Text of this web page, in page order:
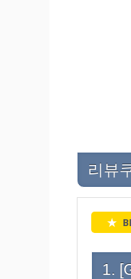
리뷰
★
1.